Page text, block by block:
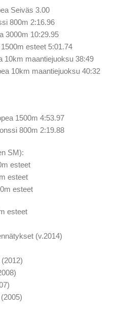
Seiväs 3.00
800m 2:16.96
3000m 10:29.95
esteet 5:01.74
10km maantiejuoksu 38:49
10km maantiejuoksu 40:32
1500m 4:53.97
800m 2:19.88
SM):
esteet
esteet
esteet
esteet
(v.2014)